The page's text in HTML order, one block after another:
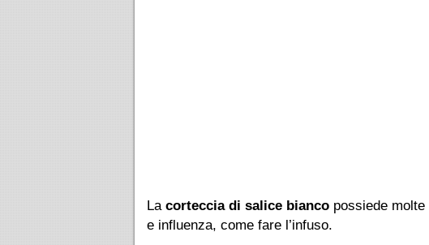
La corteccia di salice bianco possiede molte
e influenza, come fare l’infuso.